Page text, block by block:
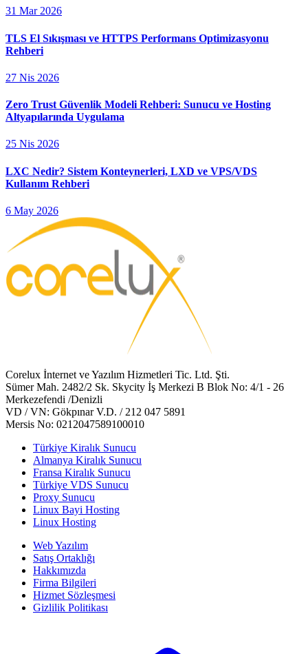
31 Mar 2026
TLS El Sıkışması ve HTTPS Performans Optimizasyonu
Rehberi
27 Nis 2026
Zero Trust Güvenlik Modeli Rehberi: Sunucu ve Hosting
Altyapılarında Uygulama
25 Nis 2026
LXC Nedir? Sistem Konteynerleri, LXD ve VPS/VDS
Kullanım Rehberi
6 May 2026
Corelux İnternet ve Yazılım Hizmetleri Tic. Ltd. Şti.
Sümer Mah. 2482/2 Sk. Skycity İş Merkezi B Blok No: 4/1 - 26
Merkezefendi /Denizli
VD / VN: Gökpınar V.D. / 212 047 5891
Mersis No: 0212047589100010
Türkiye Kiralık Sunucu
Almanya Kiralık Sunucu
Fransa Kiralık Sunucu
Türkiye VDS Sunucu
Proxy Sunucu
Linux Bayi Hosting
Linux Hosting
Web Yazılım
Satış Ortaklığı
Hakkımızda
Firma Bilgileri
Hizmet Sözleşmesi
Gizlilik Politikası